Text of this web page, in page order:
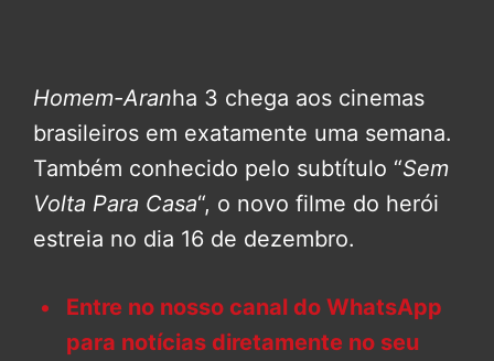
Homem-Aranha 3 chega aos cinemas
brasileiros em exatamente uma semana.
Também conhecido pelo subtítulo “Sem
Volta Para Casa“, o novo filme do herói
estreia no dia 16 de dezembro.
Entre no nosso canal do WhatsApp
para notícias diretamente no seu